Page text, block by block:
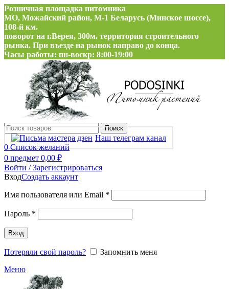
Розничная площадка питомника
МО, Можайский район, М-1 Беларусь (Минское шоссе),
108-й км.
поворот на г.Верея, 300м. территория строительного
рынка. При въезде на рынок направо до конца.
Часы работы: пн-воскр: 8:00-19:00
Поиск
Наш телеграм канал
0 Список желаний
0 предмет 0,00 ₽
Войти / Зарегистрироваться
ВходСоздать аккаунт
Имя пользователя или Email *
Пароль *
Вход
Потеряли свой пароль?
Запомнить меня
Меню